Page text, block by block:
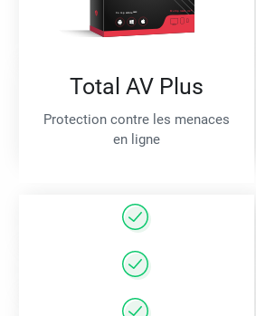
Total AV Plus
Protection contre les menaces
en ligne